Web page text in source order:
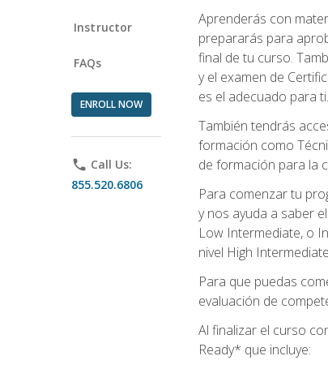
Instructor
FAQs
ENROLL NOW
phone Call Us:
855.520.6806
Aprenderás con
prepararás para
final de tu curso.
y el examen de
es el adecuado para ti.
También tendrás
formación como
de formación para la
Para comenzar tu
y nos ayuda a saber
Low Intermediate, o
nivel High
Para que puedas
evaluación de
Al finalizar el curso
Ready* que incluye: